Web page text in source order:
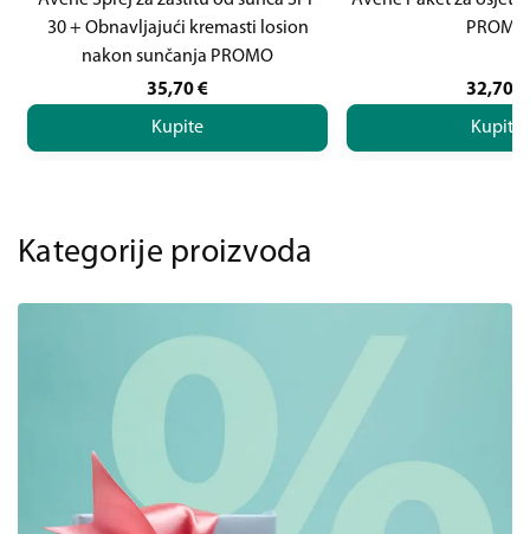
30 + Obnavljajući kremasti losion
nakon sunčanja PROMO
35,70€
Kupite
PROMO
32,70
Kupite
Kategorije proizvoda